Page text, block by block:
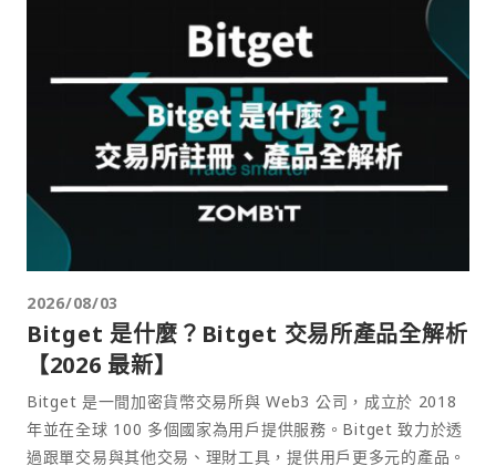
2026/08/03
Bitget 是什麼？Bitget 交易所產品全解析
【2026 最新】
Bitget 是一間加密貨幣交易所與 Web3 公司，成立於 2018
年並在全球 100 多個國家為用戶提供服務。Bitget 致力於透
過跟單交易與其他交易、理財工具，提供用戶更多元的產品。